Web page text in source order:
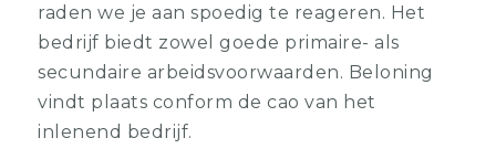
raden we je aan spoedig te reageren. Het
bedrijf biedt zowel goede primaire- als
secundaire arbeidsvoorwaarden. Beloning
vindt plaats conform de cao van het
inlenend bedrijf.